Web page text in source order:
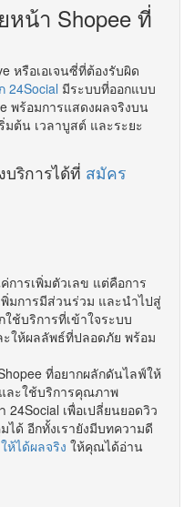
หน้า Shopee ที่
หรือเอเจนซี่ที่ต้องรับผิด
24Social มีระบบที่ออกแบบ
พร้อมการแสดงผลจริงบน
มต้น เวลาบูสต์ และระยะ
ริการได้ที่ สมัคร
การเพิ่มตัวเลข แต่คือการ
พิ่มการมีส่วนร่วม และนำไปสู่
ใช้บริการที่เข้าใจระบบ
ให้ผลลัพธ์ที่ปลอดภัย พร้อม
ที่อยากผลักดันไลฟ์ให้
ละใช้บริการคุณภาพ
24Social เพื่อเปลี่ยนยอดวิว
ด้ อีกทั้งเรายังมีบทความดี
ห้ได้ผลจริง ให้คุณได้อ่าน